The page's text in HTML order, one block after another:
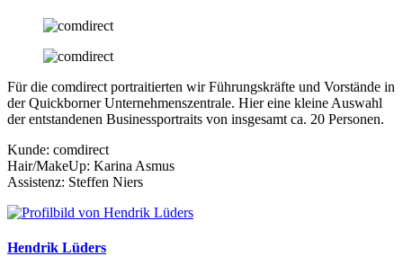
Für die comdirect portraitierten wir Führungskräfte und Vorstände in
der Quickborner Unternehmenszentrale. Hier eine kleine Auswahl
der entstandenen Businessportraits von insgesamt ca. 20 Personen.
Kunde: comdirect
Hair/MakeUp: Karina Asmus
Assistenz: Steffen Niers
Hendrik Lüders